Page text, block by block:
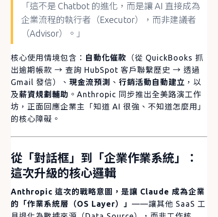
「這不是 Chatbot 的進化，而是讓 AI 直接成為
企業流程的執行者（Executor），而非建議者
（Advisor）。」
核心使用情境包含： 自動化催款 （從 QuickBooks 抓
出逾期帳款 → 查詢 HubSpot 客戶聯繫歷史 → 透過
Gmail 發信）、現金流預測 、行銷活動自動建立 ，以
及薪資規劃輔助 。Anthropic 同步推出全美路演工作
坊，正面回應企業主「知道 AI 很強、不知道怎麼用」
的核心障礙。
從「對話框」到「企業作業系統」：
這次升級的核心邏輯
Anthropic 這次的戰略意圖，是讓 Claude 成為企業
的「作業系統層（OS Layer）」——讓其他 SaaS 工